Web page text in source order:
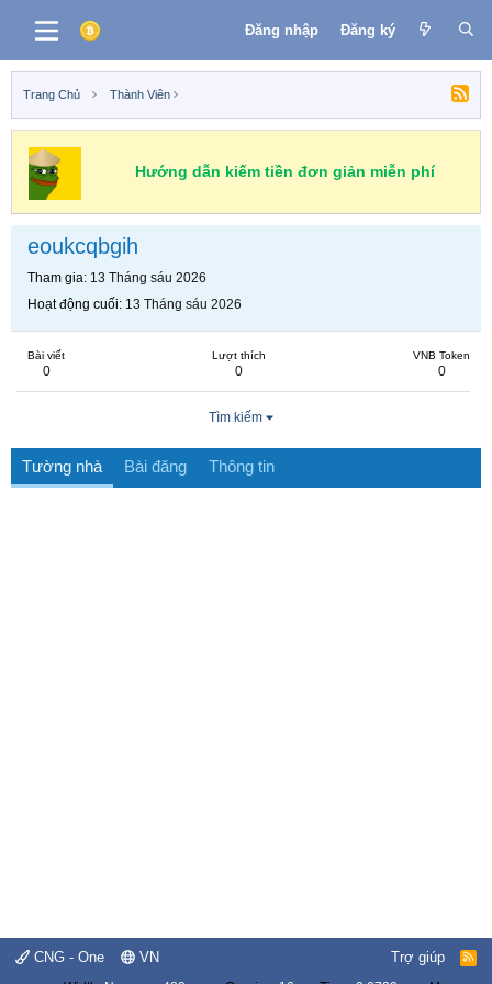
Đăng nhập Đăng ký
Trang Chủ Thành Viên
Hướng dẫn kiếm tiền đơn giản miễn phí
eoukcqbgih
Tham gia 13 Tháng sáu 2026
Hoạt động cuối 13 Tháng sáu 2026
Bài viết
0
Lượt thích
0
VNB Token
0
Tìm kiếm
Tường nhà Bài đăng Thông tin
CNG - One VN Trợ giúp
R